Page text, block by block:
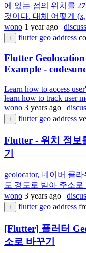
에 있는 점의 위치를 2
것이다. 대체 어떻게
wono 1 year ago | discuss
+
flutter geo address
Flutter
Example -
Learn how to access
learn how to track user
wono 3 years ago |
+
flutter geo address
Flutter - 위치 정보
기
geolocator, 네이버 클
도 경도로 받아 주소
wono 3 years ago |
+
flutter geo address
[Flutter] 플러터
소로 바꾸기